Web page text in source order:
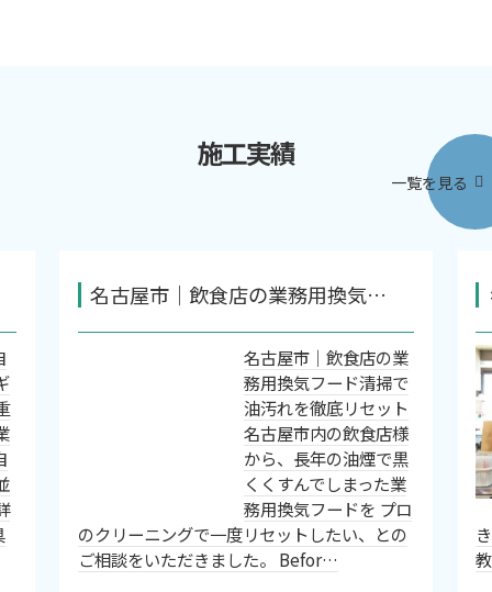
施工実績
一覧を見る
名古屋市｜飲食店の業務用換気…
名古屋市｜飲食店の業
務用換気フード清掃で
油汚れを徹底リセット
名古屋市内の飲食店様
から、長年の油煙で黒
くくすんでしまった業
務用換気フードを プロ
のクリーニングで一度リセットしたい、との
ご相談をいただきました。 Befor…